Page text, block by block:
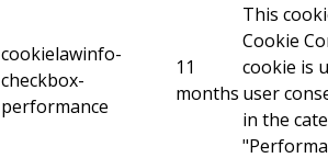
cookielawinfo-
checkbox-
performance
11
months
This
Cookie
cookie is
user
in the